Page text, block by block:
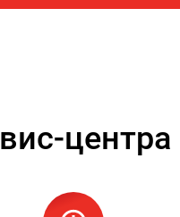
центра